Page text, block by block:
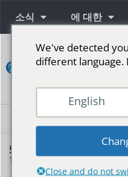
소식 에 대한
5G 시대에 옥외 LED 광
합니까?
We've detected
different language.
English
Close and do not